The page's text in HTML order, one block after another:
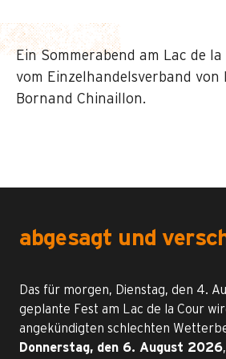
Ein Sommerabend am Lac de
vom Einzelhandelsverband von
Bornand Chinaillon.
abgesagt und
Das für morgen, Dienstag, den 4.
geplante Fest am Lac de la Cour
angekündigten schlechten
Donnerstag, den 6. August 2026